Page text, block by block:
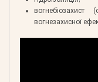
вогнезахисної